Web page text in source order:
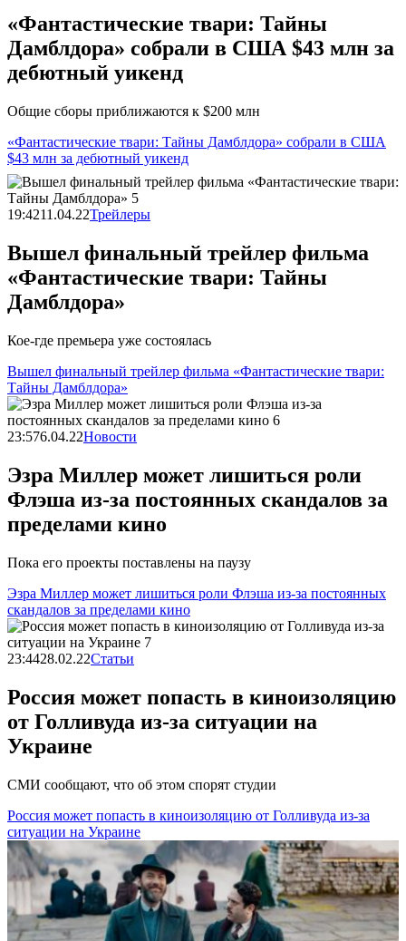
«Фантастические твари: Тайны
Дамблдора» собрали в США $43 млн за
дебютный уикенд
Общие сборы приближаются к $200 млн
«Фантастические твари: Тайны Дамблдора» собрали в США
$43 млн за дебютный уикенд
19:4211.04.22Трейлеры
Вышел финальный трейлер фильма
«Фантастические твари: Тайны
Дамблдора»
Кое-где премьера уже состоялась
Вышел финальный трейлер фильма «Фантастические твари:
Тайны Дамблдора»
23:576.04.22Новости
Эзра Миллер может лишиться роли
Флэша из-за постоянных скандалов за
пределами кино
Пока его проекты поставлены на паузу
Эзра Миллер может лишиться роли Флэша из-за постоянных
скандалов за пределами кино
23:4428.02.22Статьи
Россия может попасть в киноизоляцию
от Голливуда из-за ситуации на
Украине
СМИ сообщают, что об этом спорят студии
Россия может попасть в киноизоляцию от Голливуда из-за
ситуации на Украине